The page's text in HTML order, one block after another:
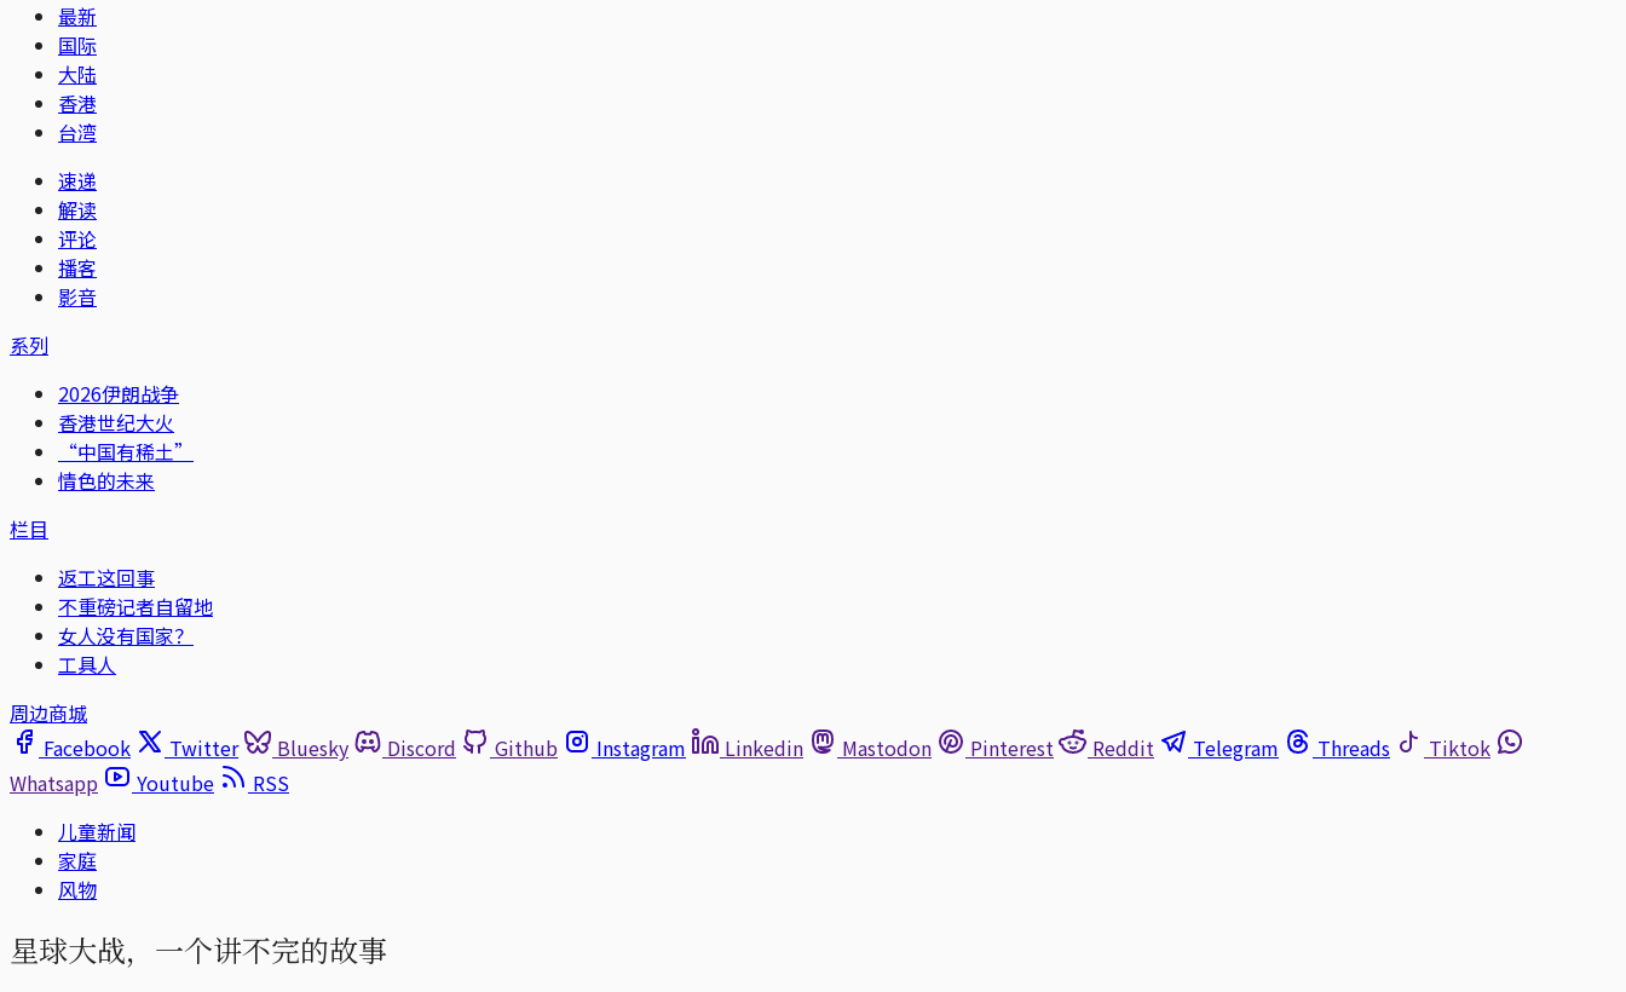
最新
国际
大陆
香港
台湾
速递
解读
评论
播客
影音
系列
2026伊朗战争
香港世纪大火
“中国有稀土”
情色的未来
栏目
返工这回事
不重磅记者自留地
女人没有国家？
工具人
周边商城
Facebook
Twitter Bluesky Discord Github Instagram Linkedin Mastodon Pinterest Reddit Telegram Threads
Tiktok
Whatsapp
Youtube
RSS
儿童新闻
家庭
风物
星球大战，一个讲不完的故事